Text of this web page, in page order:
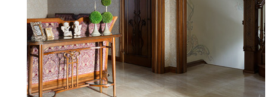
могли четко понимать
последовательность выполнения
работ. Моя ответственность
выражается в том, что в процессе
реализации проекта Заказчик имеет
реальный продукт: Всю информацию о
ходе проекта, техническую
документацию, эскизы и рабочие
документы.